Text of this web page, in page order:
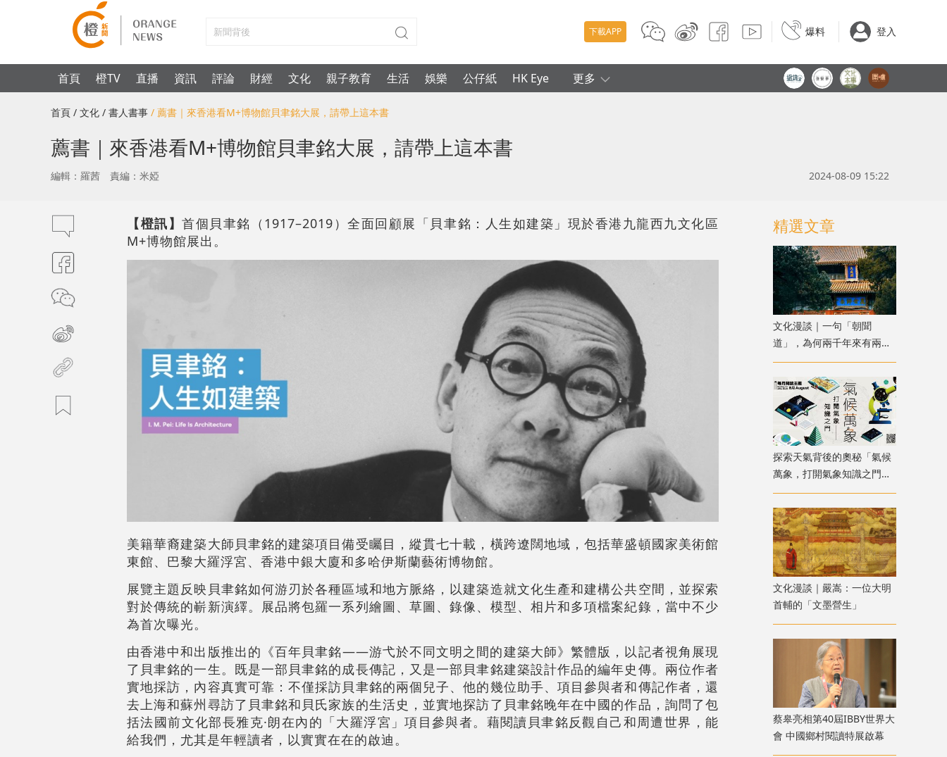
下載APP 爆料 登入
首頁 橙TV 直播 資訊 評論 財經 文化 親子教育 生活 娛樂 公仔紙 HK Eye 更多
首頁 / 文化 / 書人書事 / 薦書｜來香港看M+博物館貝聿銘大展，請帶上這本書
薦書｜來香港看M+博物館貝聿銘大展，請帶上這本書
編輯：羅茜 責編：米婭 2024-08-09 15:22
【橙訊】首個貝聿銘（1917–2019）全面回顧展「貝聿銘：人生如建築」現於香港九龍西九文化區
M+博物館展出。
美籍華裔建築大師貝聿銘的建築項目備受矚目，縱貫七十載，橫跨遼闊地域，包括華盛頓國家美術館
東館、巴黎大羅浮宮、香港中銀大廈和多哈伊斯蘭藝術博物館。
展覽主題反映貝聿銘如何游刃於各種區域和地方脈絡，以建築造就文化生產和建構公共空間，並探索
對於傳統的嶄新演繹。展品將包羅一系列繪圖、草圖、錄像、模型、相片和多項檔案紀錄，當中不少
為首次曝光。
由香港中和出版推出的《百年貝聿銘——游弋於不同文明之間的建築大師》繁體版，以記者視角展現
了貝聿銘的一生。既是一部貝聿銘的成長傳記，又是一部貝聿銘建築設計作品的編年史傳。兩位作者
實地採訪，內容真實可靠：不僅採訪貝聿銘的兩個兒子、他的幾位助手、項目參與者和傳記作者，還
去上海和蘇州尋訪了貝聿銘和貝氏家族的生活史，並實地探訪了貝聿銘晚年在中國的作品，詢問了包
括法國前文化部長雅克·朗在內的「大羅浮宮」項目參與者。藉閱讀貝聿銘反觀自己和周遭世界，能
給我們，尤其是年輕讀者，以實實在在的啟迪。
精選文章
文化漫談｜一句「朝聞
道」，為何兩千年來有兩種
解讀？
探索天氣背後的奧秘「氣候
萬象，打開氣象知識之門」
主題書展
文化漫談｜嚴嵩：一位大明
首輔的「文墨營生」
蔡皋亮相第40屆IBBY世界大
會 中國鄉村閱讀特展啟幕